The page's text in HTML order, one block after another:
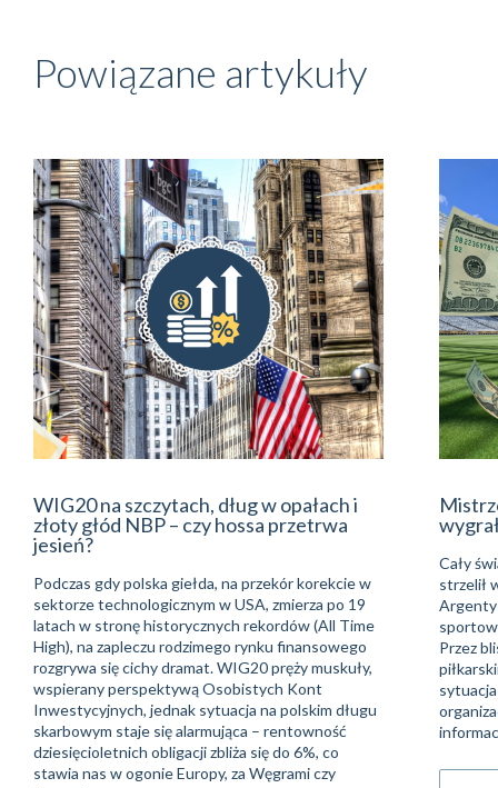
Powiązane artykuły
WIG20 na szczytach, dług w opałach i
złoty głód NBP – czy hossa przetrwa
jesień?
Podczas gdy polska giełda, na przekór korekcie w
sektorze technologicznym w USA, zmierza po 19
latach w stronę historycznych rekordów (All Time
High), na zapleczu rodzimego rynku finansowego
rozgrywa się cichy dramat. WIG20 pręży muskuły,
wspierany perspektywą Osobistych Kont
Inwestycyjnych, jednak sytuacja na polskim długu
skarbowym staje się alarmująca – rentowność
dziesięcioletnich obligacji zbliża się do 6%, co
stawia nas w ogonie Europy, za Węgrami czy
Cały
strzelił
Przez